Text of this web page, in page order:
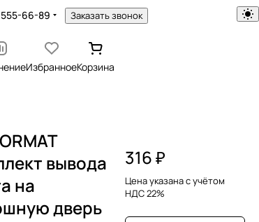
66-89 Заказать звонок
ИзбранноеКорзина
вывода
на
дверь
316 ₽
Цена указана с учётом
НДС 22%